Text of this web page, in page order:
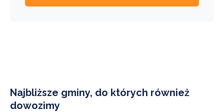
Najbliższe gminy, do których również
dowozimy